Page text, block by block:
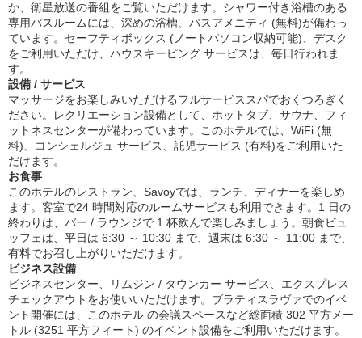
か、衛星放送の番組をご覧いただけます。シャワー付き浴槽のある
専用バスルームには、深めの浴槽、バスアメニティ (無料)が備わっ
ています。セーフティボックス (ノートパソコン収納可能)、デスク
をご利用いただけ、ハウスキーピング サービスは、毎日行われま
す。
設備 / サービス
マッサージをお楽しみいただけるフルサービススパでおくつろぎく
ださい。レクリエーション設備として、ホットタブ、サウナ、フィ
ットネスセンターが備わっています。このホテルでは、WiFi (無
料)、コンシェルジュ サービス、託児サービス (有料)をご利用いた
だけます。
お食事
このホテルのレストラン、Savoyでは、ランチ、ディナーを楽しめ
ます。客室で24 時間対応のルームサービスも利用できます。1 日の
終わりは、バー / ラウンジで 1 杯飲んで楽しみましょう。朝食ビュ
ッフェは、平日は 6:30 ～ 10:30 まで、週末は 6:30 ～ 11:00 まで、
有料でお召し上がりいただけます。
ビジネス設備
ビジネスセンター、リムジン / タウンカー サービス、エクスプレス
チェックアウトをお使いいただけます。ブラティスラヴァでのイベ
ント開催には、このホテル の会議スペースなど総面積 302 平方メー
トル (3251 平方フィート) のイベント設備をご利用いただけます。